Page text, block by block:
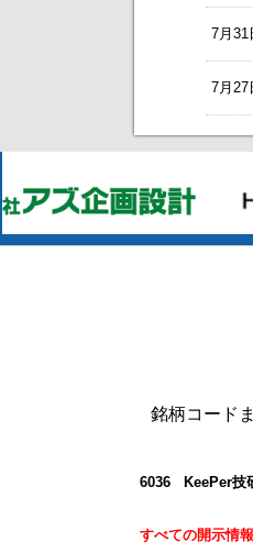
オ
京
日
ク
白
7月31
7月27
新
銘柄コード
6036 KeePer技
すべての開示情